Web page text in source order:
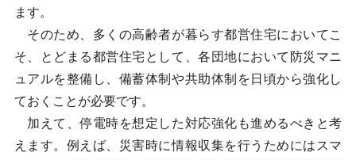
ます。
そのため、多くの高齢者が暮らす都営住宅においてこ
そ、とどまる都営住宅として、各団地において防災マニ
ュアルを整備し、備蓄体制や共助体制を日頃から強化し
ておくことが必要です。
加えて、停電時を想定した対応強化も進めるべきと考
えます。例えば、災害時に情報収集を行うためにはスマ